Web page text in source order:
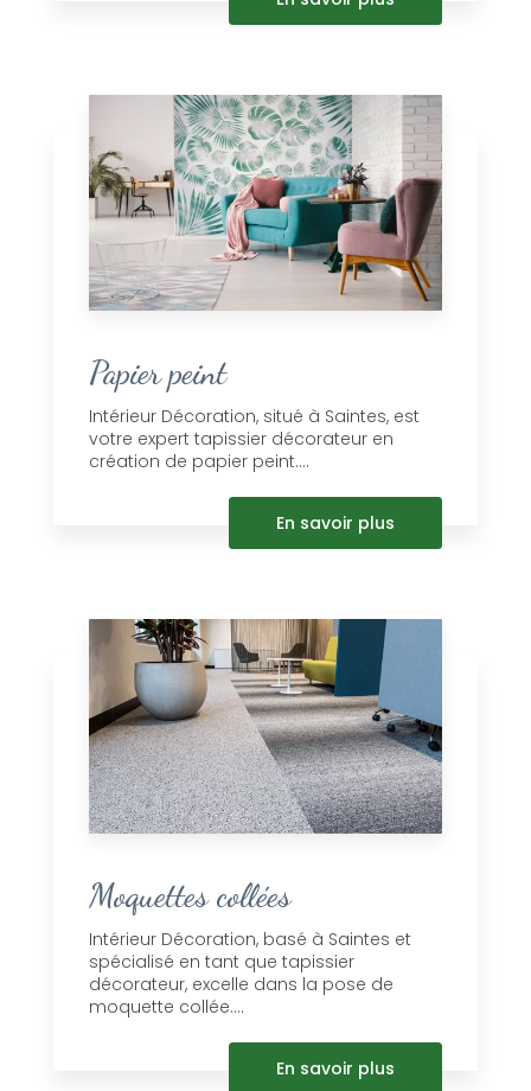
Papier peint
Intérieur Décoration, situé à Saintes, est
votre expert tapissier décorateur en
création de papier peint....
En savoir plus
Moquettes collées
Intérieur Décoration, basé à Saintes et
spécialisé en tant que tapissier
décorateur, excelle dans la pose de
moquette collée....
En savoir plus